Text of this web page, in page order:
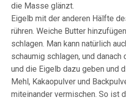
die Masse glänzt.
Eigelb mit der anderen Hälfte
rühren. Weiche Butter
schlagen. Man kann natürlich
schaumig schlagen, und
und die Eigelb dazu geben und
Mehl, Kakaopulver und
miteinander vermischen. So ist